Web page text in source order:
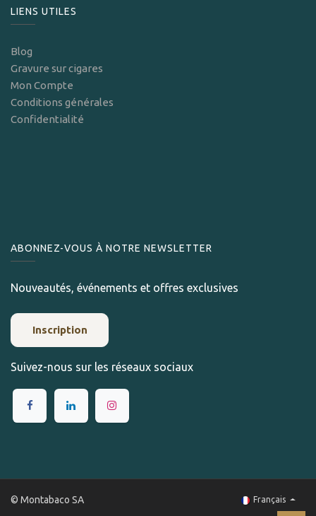
LIENS UTILES
Blog
Gravure sur cigares
Mon Compte
Conditions générales
Confidentialité
ABONNEZ-VOUS À NOTRE NEWSLETTER
Nouveautés, événements et offres exclusives
Inscription
Suivez-nous sur les réseaux sociaux
© Montabaco SA Français